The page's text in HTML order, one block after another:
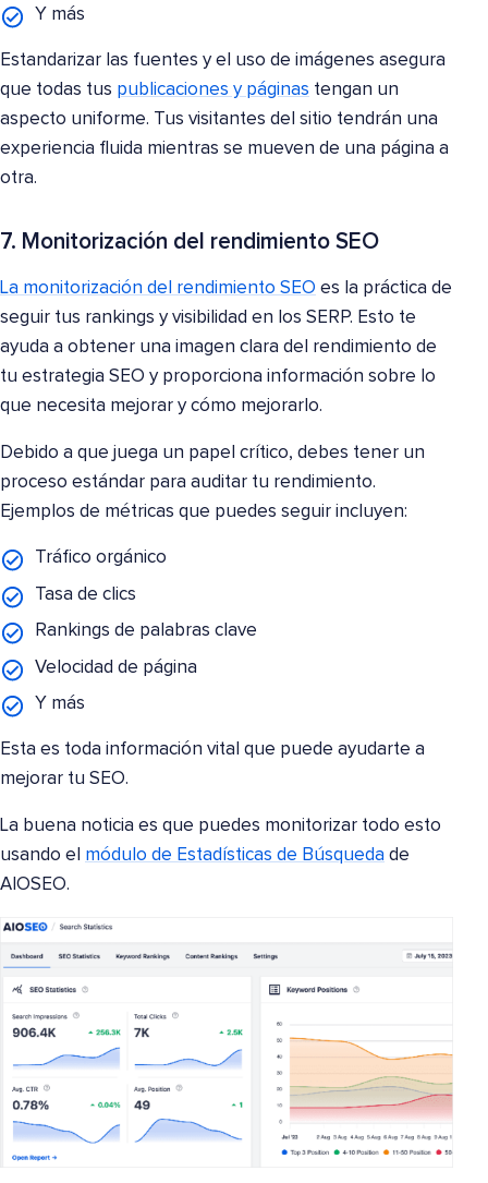
Y más
Estandarizar las fuentes y el uso de imágenes asegura
que todas tus publicaciones y páginas tengan un
aspecto uniforme. Tus visitantes del sitio tendrán una
experiencia fluida mientras se mueven de una página a
otra.
7. Monitorización del rendimiento SEO
La monitorización del rendimiento SEO es la práctica de
seguir tus rankings y visibilidad en los SERP. Esto te
ayuda a obtener una imagen clara del rendimiento de
tu estrategia SEO y proporciona información sobre lo
que necesita mejorar y cómo mejorarlo.
Debido a que juega un papel crítico, debes tener un
proceso estándar para auditar tu rendimiento.
Ejemplos de métricas que puedes seguir incluyen:
Tráfico orgánico
Tasa de clics
Rankings de palabras clave
Velocidad de página
Y más
Esta es toda información vital que puede ayudarte a
mejorar tu SEO.
La buena noticia es que puedes monitorizar todo esto
usando el módulo de Estadísticas de Búsqueda de
AIOSEO.